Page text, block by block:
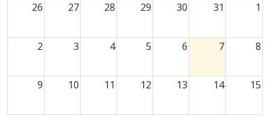
26
27 28 29 30 31 1
2 3 4 5 6 7 8
9 10 11 12 13 14 15